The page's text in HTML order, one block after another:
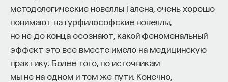
методологические новеллы Галена, очень хорошо
понимают натурфилософские новеллы,
но не до конца осознают, какой феноменальный
эффект это все вместе имело на медицинскую
практику. Более того, по источникам
мы не на одном и том же пути. Конечно,